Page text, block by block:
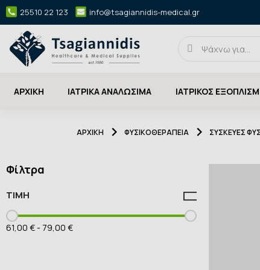
25510 22 123 info@tsagiannidis-medical.gr
ΑΡΧΙΚΉ ΙΑΤΡΙΚΑ ΑΝΑΛΩΣΙΜΑ ΙΑΤΡΙΚΟΣ
ΑΡΧΙΚΉ ΦΥΣΙΚΟΘΕΡΑΠΕΙΑ ΣΥΣΚΕΥΕΣ
Φίλτρα
ΤΙΜΉ
61,00 €- 79,00 €